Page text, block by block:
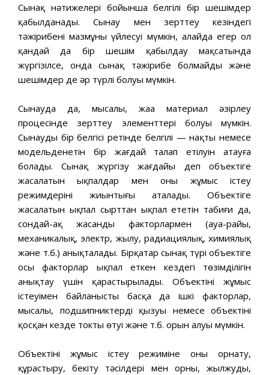
Сынақ нәтижелері бойынша белгілі бір шешімдер
қабылданады. Сынау мен зерттеу кезіндегі
тәжірибенің мазмұны үйлесуі мүмкін, алайда егер ол
қандай да бір шешім қабылдау мақсатында
жүргізілсе, онда сынақ тәжірибе болмайды және
шешімдер де әр түрлі болуы мүмкін.
Сынауда да, мысалы, жаңа материал әзірлеу
процесінде зерттеу элементтері болуы мүмкін.
Сынаудың бір белгісі ретінде белгілі — нақты немесе
модельденетін бір жағдай талап етілуін атауға
болады. Сынақ жүргізу жағдайы деп объектіге
жасалатын ықпалдар мен оның жұмыс істеу
режимдерінің жиынтығы аталады. Объектіге
жасалатын ықпал сырттан ықпал ететін табиғи да,
сондай-ақ жасанды факторлармен (ауа-райы,
механикалық, электр, жылу, радиациялық, химиялық
және т.б.) анықталады. Бірқатар сынақ түрі объектіге
осы факторлар ықпал еткен кездегі төзімділігін
анықтау үшін қарастырылады. Объектінің жұмыс
істеуімен байланысты басқа да ішкі факторлар,
мысалы, подшипниктердің қызуы немесе объектіні
қосқан кезде токтың өтуі және т.б. орын алуы мүмкін.
Объектінің жұмыс істеу режиміне оны орнату,
құрастыру, бекіту тәсілдері мен орны, жылжудың,